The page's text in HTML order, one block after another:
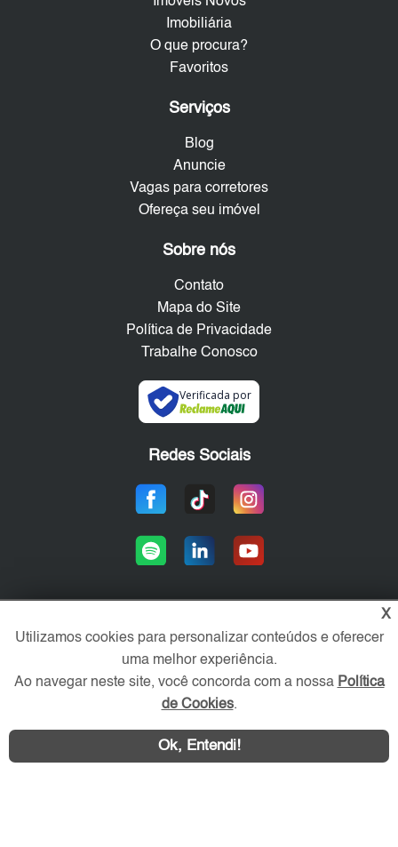
Imobiliária
O que procura?
Favoritos
Serviços
Blog
Anuncie
Vagas para corretores
Ofereça seu imóvel
Sobre nós
Contato
Mapa do Site
Política de Privacidade
Trabalhe Conosco
Verificada por
Redes Sociais
Área exclusiva aos anunciantes,
acesse sua conta:
X
Utilizamos cookies para personalizar conteúdos e oferecer
uma melhor experiência.
Ao navegar neste site, você concorda com a nossa Política
de Cookies.
Ok, Entendi!